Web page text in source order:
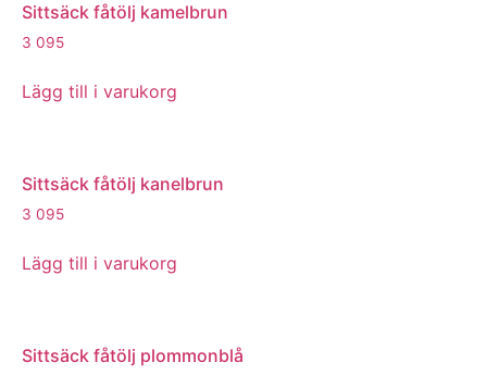
Sittsäck fåtölj kamelbrun
3 095
Lägg till i varukorg
Sittsäck fåtölj kanelbrun
3 095
Lägg till i varukorg
Sittsäck fåtölj plommonblå